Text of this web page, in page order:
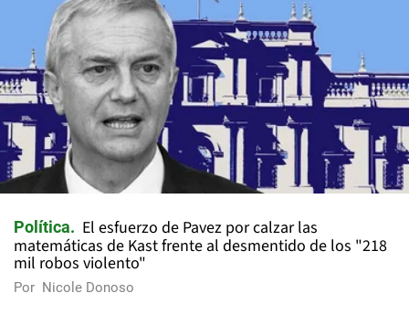
Política
El esfuerzo de Pavez por calzar las
matemáticas de Kast frente al desmentido de los "218
mil robos violento"
Por Nicole Donoso